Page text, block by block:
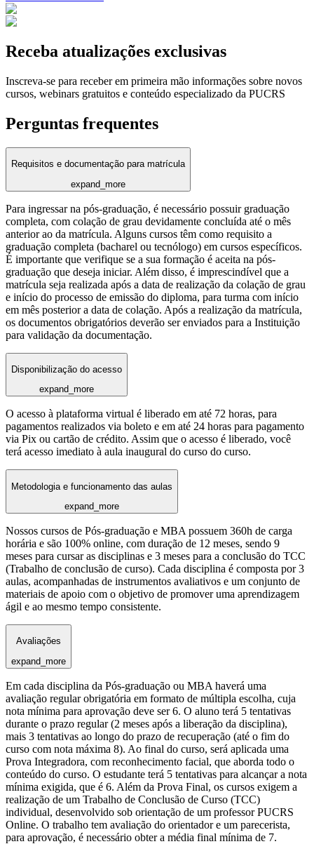
Receba atualizações exclusivas
Inscreva-se para receber em primeira mão informações sobre novos
cursos, webinars gratuitos e conteúdo especializado da PUCRS
Perguntas frequentes
Requisitos e documentação para matrícula
expand_more
Para ingressar na pós-graduação, é necessário possuir graduação
completa, com colação de grau devidamente concluída até o mês
anterior ao da matrícula. Alguns cursos têm como requisito a
graduação completa (bacharel ou tecnólogo) em cursos específicos.
É importante que verifique se a sua formação é aceita na pós-
graduação que deseja iniciar. Além disso, é imprescindível que a
matrícula seja realizada após a data de realização da colação de grau
e início do processo de emissão do diploma, para turma com início
em mês posterior a data de colação. Após a realização da matrícula,
os documentos obrigatórios deverão ser enviados para a Instituição
para validação da documentação.
Disponibilização do acesso
expand_more
O acesso à plataforma virtual é liberado em até 72 horas, para
pagamentos realizados via boleto e em até 24 horas para pagamento
via Pix ou cartão de crédito. Assim que o acesso é liberado, você
terá acesso imediato à aula inaugural do curso do curso.
Metodologia e funcionamento das aulas
expand_more
Nossos cursos de Pós-graduação e MBA possuem 360h de carga
horária e são 100% online, com duração de 12 meses, sendo 9
meses para cursar as disciplinas e 3 meses para a conclusão do TCC
(Trabalho de conclusão de curso). Cada disciplina é composta por 3
aulas, acompanhadas de instrumentos avaliativos e um conjunto de
materiais de apoio com o objetivo de promover uma aprendizagem
ágil e ao mesmo tempo consistente.
Avaliações
expand_more
Em cada disciplina da Pós-graduação ou MBA haverá uma
avaliação regular obrigatória em formato de múltipla escolha, cuja
nota mínima para aprovação deve ser 6. O aluno terá 5 tentativas
durante o prazo regular (2 meses após a liberação da disciplina),
mais 3 tentativas ao longo do prazo de recuperação (até o fim do
curso com nota máxima 8). Ao final do curso, será aplicada uma
Prova Integradora, com reconhecimento facial, que aborda todo o
conteúdo do curso. O estudante terá 5 tentativas para alcançar a nota
mínima exigida, que é 6. Além da Prova Final, os cursos exigem a
realização de um Trabalho de Conclusão de Curso (TCC)
individual, desenvolvido sob orientação de um professor PUCRS
Online. O trabalho tem avaliação do orientador e um parecerista,
para aprovação, é necessário obter a média final mínima de 7.